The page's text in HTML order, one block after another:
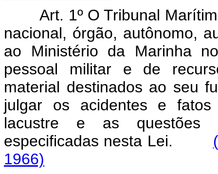
Art. 1º O Tribunal
nacional, órgão, autônomo,
ao Ministério da Marinha
pessoal militar e de
material destinados ao seu
julgar os acidentes e
lacustre e as questões
especificadas nesta Lei.
1966)